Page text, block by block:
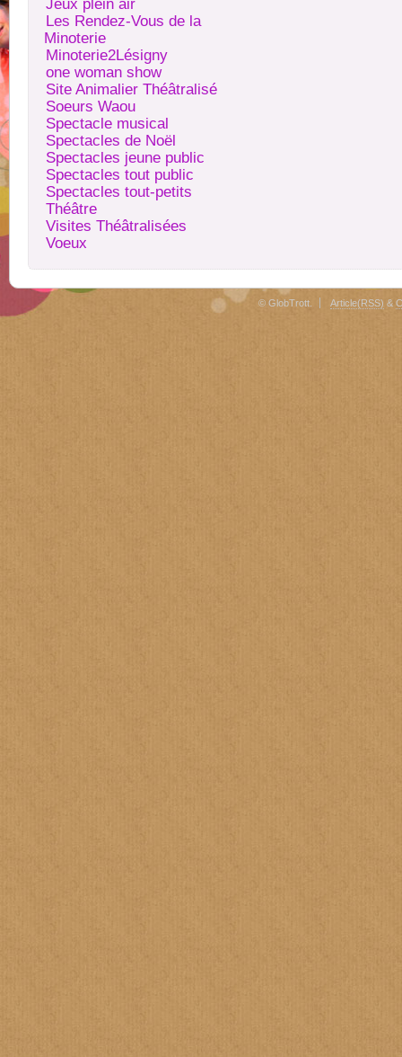
Jeux plein air
Les Rendez-Vous de la
Minoterie
Minoterie2Lésigny
one woman show
Site Animalier Théâtralisé
Soeurs Waou
Spectacle musical
Spectacles de Noël
Spectacles jeune public
Spectacles tout public
Spectacles tout-petits
Théâtre
Visites Théâtralisées
Voeux
© GlobTrott. Article(RSS) &